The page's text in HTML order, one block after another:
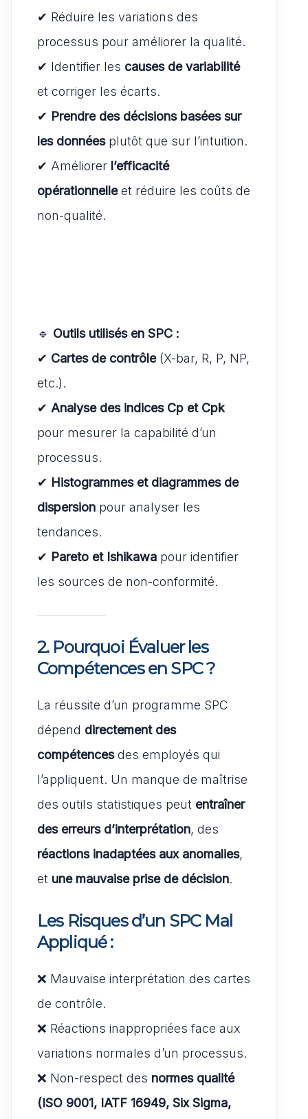
✔ Réduire les variations des
processus pour améliorer la qualité.
✔ Identifier les causes de variabilité
et corriger les écarts.
✔ Prendre des décisions basées sur
les donnéesplutôt que sur l’intuition.
✔ Améliorer l’efficacité
opérationnelleet réduire les coûts de
non-qualité.
🔹 Outils utilisés en SPC :
✔ Cartes de contrôle(X-bar, R, P, NP,
etc.).
✔ Analyse des indices Cp et Cpk
pour mesurer la capabilité d’un
processus.
✔ Histogrammes et diagrammes de
dispersion pour analyser les
tendances.
✔ Pareto et Ishikawa pour identifier
les sources de non-conformité.
2. Pourquoi Évaluer les
Compétences en SPC ?
La réussite d’un programme SPC
dépend directement des
compétencesdes employés qui
l’appliquent. Un manque de maîtrise
des outils statistiques peut entraîner
des erreurs d’interprétation, des
réactions inadaptées aux anomalies,
et une mauvaise prise de décision.
Les Risques d’un SPC Mal
Appliqué :
❌ Mauvaise interprétation des cartes
de contrôle.
❌ Réactions inappropriées face aux
variations normales d’un processus.
❌ Non-respect des normes qualité
(ISO 9001, IATF 16949, Six Sigma,